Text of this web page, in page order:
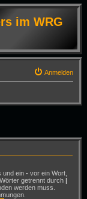
im WRG
Anmelden
und ein - vor ein Wort,
getrennt durch |
werden muss.